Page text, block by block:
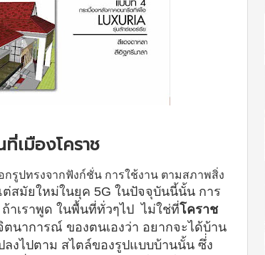
เมืองโคราช
รูปทรงจากฟังก์ชั่น การใช้งาน ตามสภาพสิ่ง
สมัยใหม่ในยุค 5G ในปัจจุบันนี้นั้น การ
าเราพูด ในพื้นที่ทั่วๆไป ไม่ใช่ที่โคราช
นาการณ์ ของตนเองว่า อยากจะได้บ้าน
ลงไปตาม สไตล์ของรูปแบบบ้านนั้น ซึ่่ง